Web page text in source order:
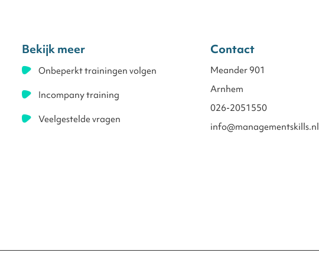
Bekijk meer
Onbeperkt trainingen volgen
Incompany training
Veelgestelde vragen
Contact
Meander 901
Arnhem
026-2051550
info@managementskills.nl